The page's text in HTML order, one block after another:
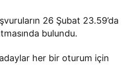
26 Şubat 23.59’da
bulundu.
her bir oturum için